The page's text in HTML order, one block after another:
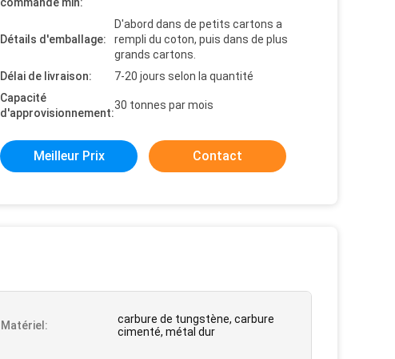
Détails d'emballage:
D'abord dans de petits cartons a
rempli du coton, puis dans de plus
grands cartons.
Délai de livraison:
7-20 jours selon la quantité
Capacité
d'approvisionnement:
30 tonnes par mois
Meilleur Prix Contact
Matériel:
carbure de tungstène, carbure
cimenté, métal dur